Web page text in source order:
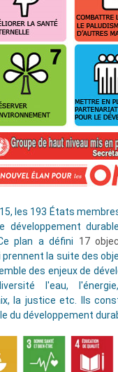
les 193 États
développement
plan a défini 17
prennent la suite des
des enjeux de
l'eau,
la justice etc. Ils
du développement